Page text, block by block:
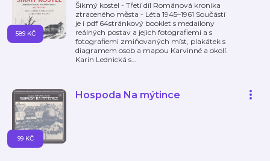
Šikmý kostel - Třetí díl Románová kronika
ztraceného města - Léta 1945–1961 Součástí
je i pdf 64stránkový booklet s medailony
reálných postav a jejich fotografiemi a s
fotografiemi zmiňovaných míst, plakátek s
diagramem osob a mapou Karvinné a okolí.
Karin Lednická s…
589 KČ
Hospoda Na mýtince
99 KČ